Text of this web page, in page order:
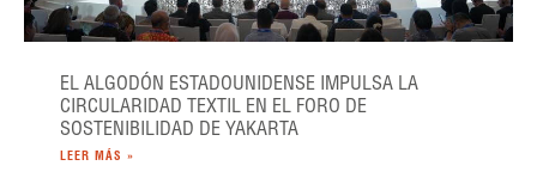
EL ALGODÓN ESTADOUNIDENSE IMPULSA LA
CIRCULARIDAD TEXTIL EN EL FORO DE
SOSTENIBILIDAD DE YAKARTA
LEER MÁS »